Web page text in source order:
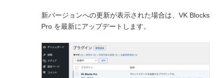
新バージョンへの更新が表示された場合は、VK Blocks
Pro を最新にアップデートします。